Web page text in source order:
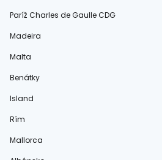
Paríž Charles de Gaulle CDG
Madeira
Malta
Benátky
Island
Rím
Mallorca